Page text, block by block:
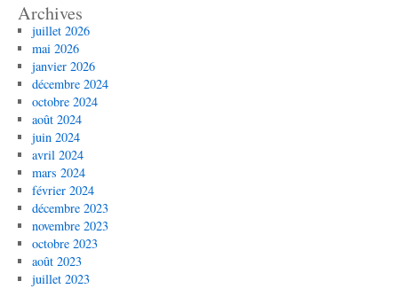
Archives
juillet 2026
mai 2026
janvier 2026
décembre 2024
octobre 2024
août 2024
juin 2024
avril 2024
mars 2024
février 2024
décembre 2023
novembre 2023
octobre 2023
août 2023
juillet 2023